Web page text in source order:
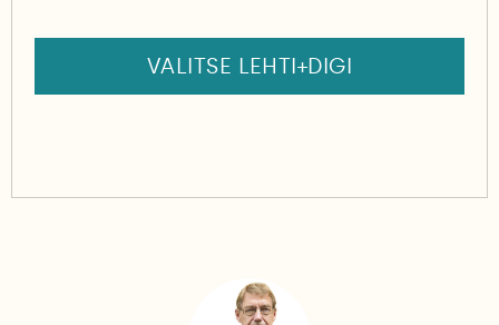
VALITSE LEHTI+DIGI